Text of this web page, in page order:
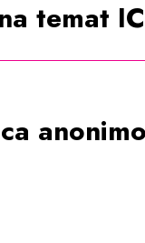
temat